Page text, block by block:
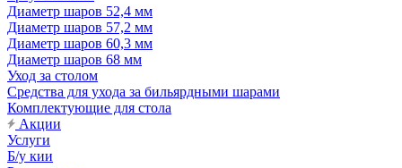
Диаметр шаров 52,4 мм
Диаметр шаров 57,2 мм
Диаметр шаров 60,3 мм
Диаметр шаров 68 мм
Уход за столом
Средства для ухода за бильярдными шарами
Комплектующие для стола
Акции
Услуги
Б/у кии